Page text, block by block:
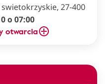
27-400
o 07:00
otwarcia